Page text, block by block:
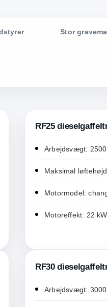
Stor
RF25
Arbejdsvægt:
Maksimal
Motormodel:
Motoreffekt: 22 kW
RF30
Arbejdsvægt: